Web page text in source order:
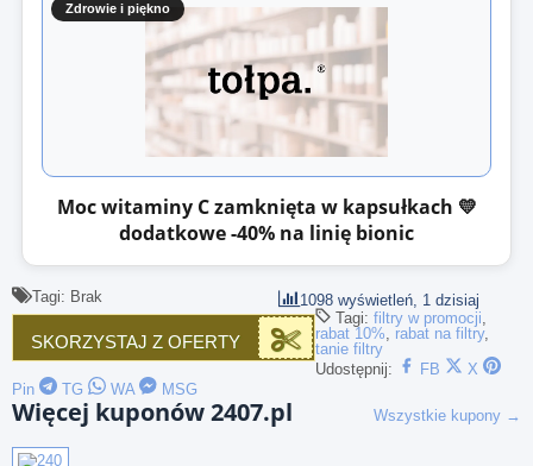
Zdrowie i piękno
Moc witaminy C zamknięta w kapsułkach 💛
dodatkowe -40% na linię bionic
Tagi: Brak 1098 wyświetleń, 1 dzisiaj
SKORZYSTAJ Z OFERTY
Tagi: filtry w promocji,
rabat 10%, rabat na filtry,
tanie filtry
Udostępnij:
FB
X
Pin
TG WA MSG
Więcej kuponów 2407.pl Wszystkie kupony →